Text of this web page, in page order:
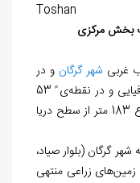
Toshan
بخش مرکزی
شهر گرگانو در
نقطه‌ی ً20 َ48 36° عرض جغرافیایی و در نقطه‌ی ً 53
َ25 54° طول جغرافیایی و با ارتفاع 183 متر از سطح دریا
گرگان (بلوار صیاد،
زمین‌های زراعی منتهی